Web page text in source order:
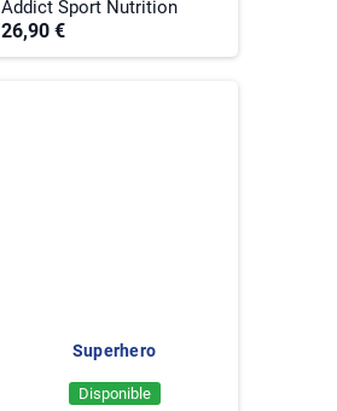
Addict Sport Nutrition
26,90 €
Superhero
Disponible